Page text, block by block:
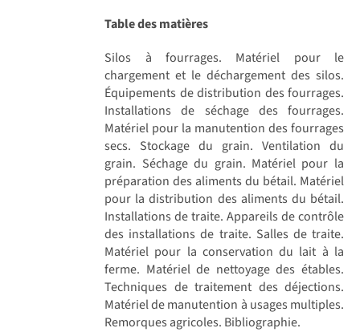
Table des matières
Silos à fourrages. Matériel pour le
chargement et le déchargement des silos.
Équipements de distribution des fourrages.
Installations de séchage des fourrages.
Matériel pour la manutention des fourrages
secs. Stockage du grain. Ventilation du
grain. Séchage du grain. Matériel pour la
préparation des aliments du bétail. Matériel
pour la distribution des aliments du bétail.
Installations de traite. Appareils de contrôle
des installations de traite. Salles de traite.
Matériel pour la conservation du lait à la
ferme. Matériel de nettoyage des étables.
Techniques de traitement des déjections.
Matériel de manutention à usages multiples.
Remorques agricoles. Bibliographie.